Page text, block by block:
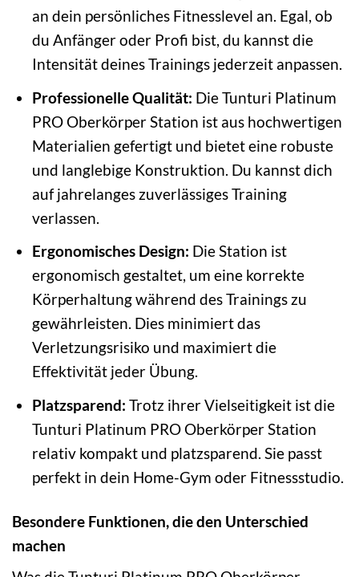
an dein persönliches Fitnesslevel an. Egal, ob
du Anfänger oder Profi bist, du kannst die
Intensität deines Trainings jederzeit anpassen.
Professionelle Qualität: Die Tunturi Platinum
PRO Oberkörper Station ist aus hochwertigen
Materialien gefertigt und bietet eine robuste
und langlebige Konstruktion. Du kannst dich
auf jahrelanges zuverlässiges Training
verlassen.
Ergonomisches Design: Die Station ist
ergonomisch gestaltet, um eine korrekte
Körperhaltung während des Trainings zu
gewährleisten. Dies minimiert das
Verletzungsrisiko und maximiert die
Effektivität jeder Übung.
Platzsparend: Trotz ihrer Vielseitigkeit ist die
Tunturi Platinum PRO Oberkörper Station
relativ kompakt und platzsparend. Sie passt
perfekt in dein Home-Gym oder Fitnessstudio.
Besondere Funktionen, die den Unterschied
machen